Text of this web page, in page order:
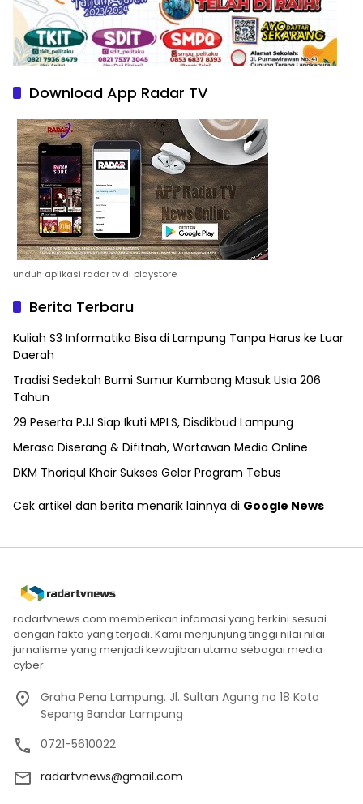
Download App Radar TV
unduh aplikasi radar tv di playstore
Berita Terbaru
Kuliah S3 Informatika Bisa di Lampung Tanpa Harus ke Luar
Daerah
Tradisi Sedekah Bumi Sumur Kumbang Masuk Usia 206
Tahun
29 Peserta PJJ Siap Ikuti MPLS, Disdikbud Lampung
Merasa Diserang & Difitnah, Wartawan Media Online
DKM Thoriqul Khoir Sukses Gelar Program Tebus
Cek artikel dan berita menarik lainnya di Google News
radartvnews.com memberikan infomasi yang terkini sesuai
dengan fakta yang terjadi. Kami menjunjung tinggi nilai nilai
jurnalisme yang menjadi kewajiban utama sebagai media
cyber.
Graha Pena Lampung. Jl. Sultan Agung no 18 Kota
Sepang Bandar Lampung
0721-5610022
radartvnews@gmail.com